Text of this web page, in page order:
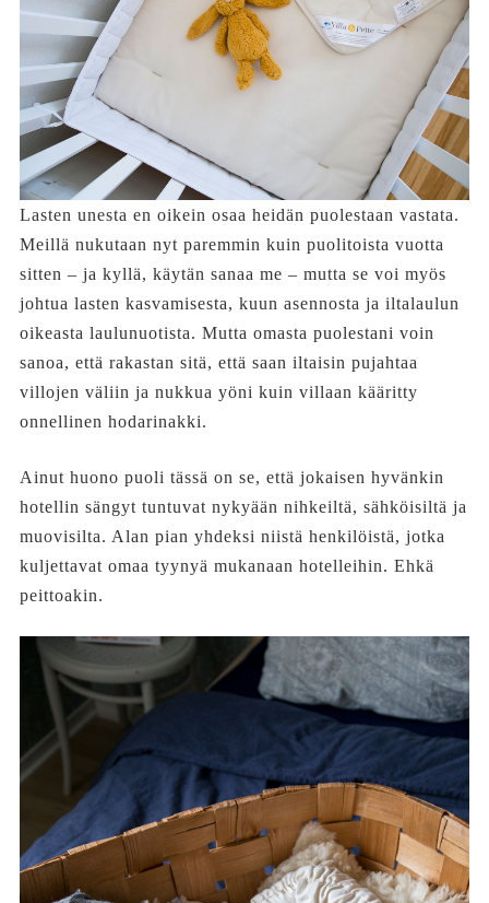
Lasten unesta en oikein osaa heidän puolestaan vastata.
Meillä nukutaan nyt paremmin kuin puolitoista vuotta
sitten – ja kyllä, käytän sanaa me – mutta se voi myös
johtua lasten kasvamisesta, kuun asennosta ja iltalaulun
oikeasta laulunuotista. Mutta omasta puolestani voin
sanoa, että rakastan sitä, että saan iltaisin pujahtaa
villojen väliin ja nukkua yöni kuin villaan kääritty
onnellinen hodarinakki.
Ainut huono puoli tässä on se, että jokaisen hyvänkin
hotellin sängyt tuntuvat nykyään nihkeiltä, sähköisiltä ja
muovisilta. Alan pian yhdeksi niistä henkilöistä, jotka
kuljettavat omaa tyynyä mukanaan hotelleihin. Ehkä
peittoakin.